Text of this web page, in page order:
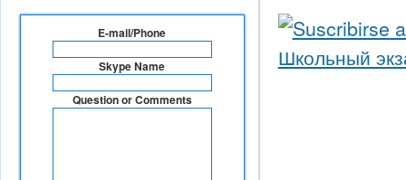
E-mail/Phone
Skype Name
Question or Comments